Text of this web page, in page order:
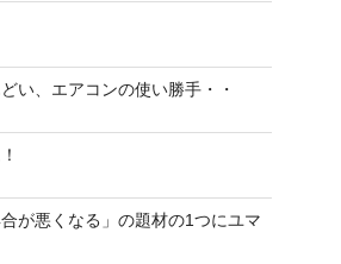
い、エアコンの使い勝手・・
が悪くなる」の題材の1つにユマ